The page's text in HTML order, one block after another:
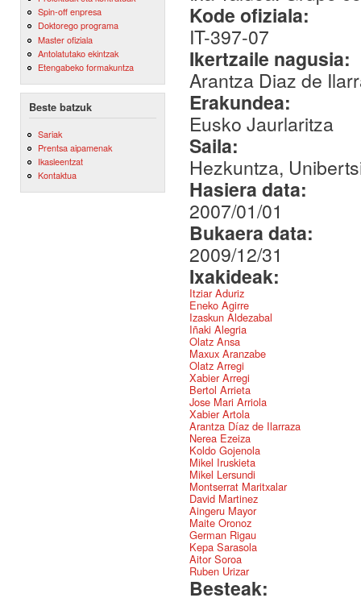
Spin-off enpresa
Doktorego programa
Master ofiziala
Antolatutako ekintzak
Etengabeko formakuntza
Beste batzuk
Sariak
Prentsa aipamenak
Ikasleentzat
Kontaktua
Kode ofiziala:
IT-397-07
Ikertzaile nagusia:
Arantza Diaz de
Erakundea:
Eusko Jaurlaritza
Saila:
Hezkuntza,
Hasiera data:
2007/01/01
Bukaera data:
2009/12/31
Ixakideak:
Itziar Aduriz
Eneko Agirre
Izaskun Aldezabal
Iñaki Alegria
Olatz Ansa
Maxux Aranzabe
Olatz Arregi
Xabier Arregi
Bertol Arrieta
Jose Mari Arriola
Xabier Artola
Arantza Díaz de Ilarraza
Nerea Ezeiza
Koldo Gojenola
Mikel Iruskieta
Mikel Lersundi
Montserrat Maritxalar
David Martinez
Aingeru Mayor
Maite Oronoz
German Rigau
Kepa Sarasola
Aitor Soroa
Ruben Urizar
Besteak: